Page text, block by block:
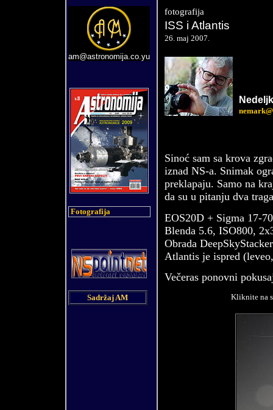
am@astronomija.co.yu
Fotografija
Sadržaj AM
fotografija
ISS i Atlantis
26. maj 2007.
Ne
Sinoć sam sa krova
iznad NS-a. Snimak
preklapaju. Samo na
da su u pitanju dva
EOS20D + Sigma 17-
Blenda 5.6, ISO800,
Obrada
Atlantis je ispred
Večeras ponovni
Kliknite na